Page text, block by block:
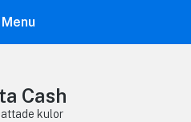
Menu
Cash
kulor